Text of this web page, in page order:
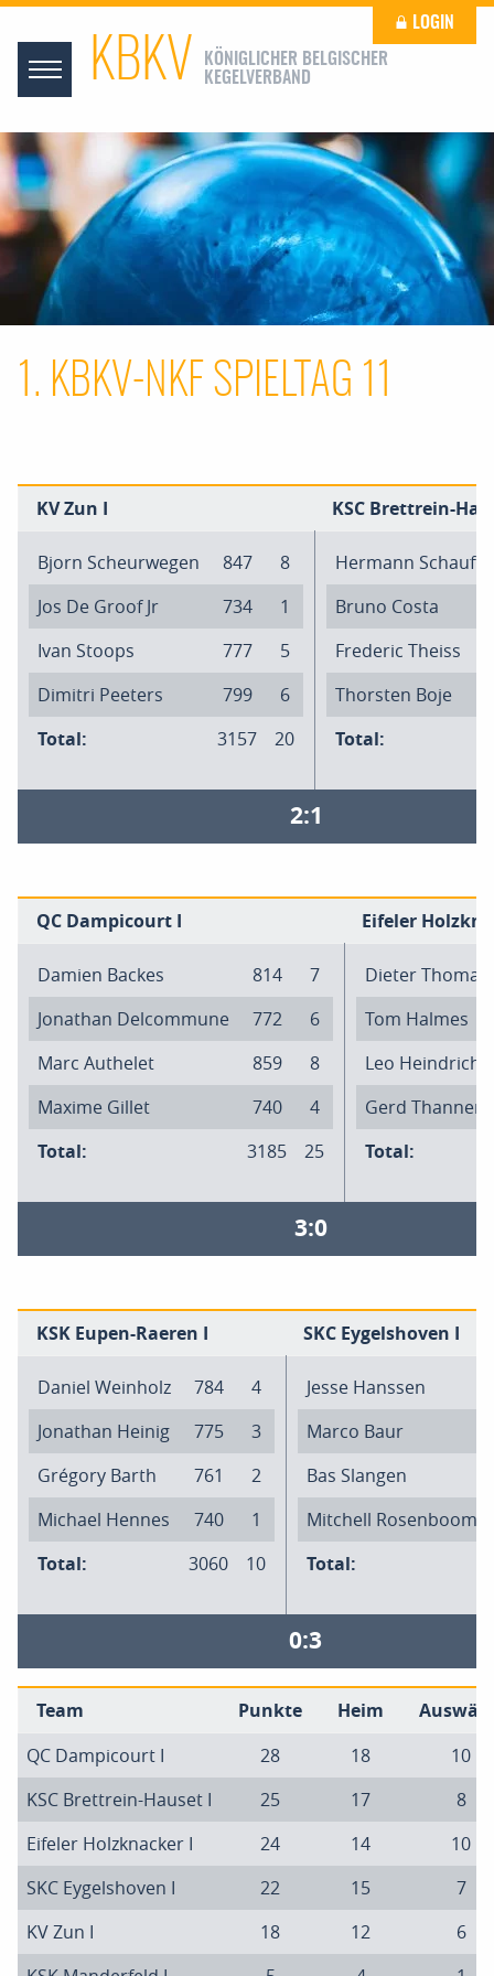
KBKV
KÖNIGLICHER BELGISCHER
KEGELVERBAND
LOGIN
1. KBKV-NKF SPIELTAG 11
KV Zun I KSC Brettrein-
Bjorn Scheurwegen 847
8
Jos De Groof Jr
734
1
Ivan Stoops
777
5
Dimitri Peeters
799
6
Total:
3157 20
Hermann Schauff
Bruno Costa
Frederic Theiss
Thorsten Boje
Total:
2:1
QC Dampicourt I Eifeler
Damien Backes 814
7
Jonathan Delcommune
772
6
Marc Authelet
859
8
Maxime Gillet
740
4
Total:
3185 25
Dieter Thomas
Tom Halmes
Leo Heindrichs
Gerd Thannen
Total:
3:0
KSK Eupen-Raeren I SKC Eygelshoven I
Daniel Weinholz 784
4
Jonathan Heinig
775
3
Grégory Barth
761
2
Michael Hennes
740
1
Total:
3060 10
Jesse Hanssen
Marco Baur
Bas Slangen
Mitchell Rosenboom
Total:
0:3
Team Punkte Heim
QC Dampicourt I
28 18
10
KSC Brettrein-Hauset I
25 17
8
Eifeler Holzknacker I
24 14
10
SKC Eygelshoven I
22 15
7
KV Zun I
18 12
6